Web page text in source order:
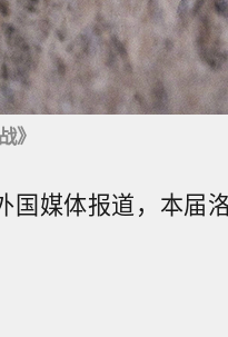
》
国媒体报道，本届